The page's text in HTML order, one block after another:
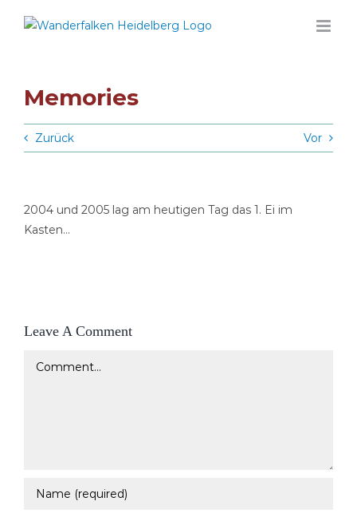
Inhalt
Memories
Zurück Vor
2004 und 2005 lag am heutigen Tag das 1. Ei im
Kasten…
Leave A Comment
Comment